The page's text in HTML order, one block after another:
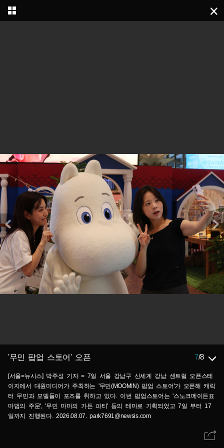
'무민 팝업 스토어' 오픈 7/8
[서울=뉴시스] 박주성 기자 = 7일 서울 강남구 신세계 강남 센트럴 오픈스테
이지에서 대원미디어가 주최하는 '무민(MOOMIN) 팝업 스토어'가 오픈해 캐릭
터 무민과 모델들이 포즈를 취하고 있다. 이번 팝업스토어는 '스노크메이든표
마법의 주문', '무민 마마의 가든 파티' 등의 테마로 기획되었고 7일 부터 17
일까지 진행된다. 2026.08.07. park7691@newsis.com